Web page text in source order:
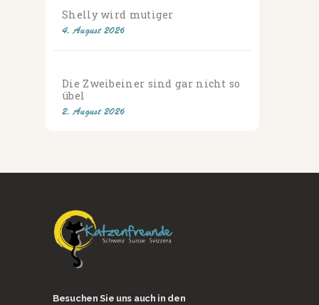
Shelly wird mutiger
4. August 2026
Die Zweibeiner sind gar nicht so
übel
2. August 2026
Besuchen Sie uns auch in den